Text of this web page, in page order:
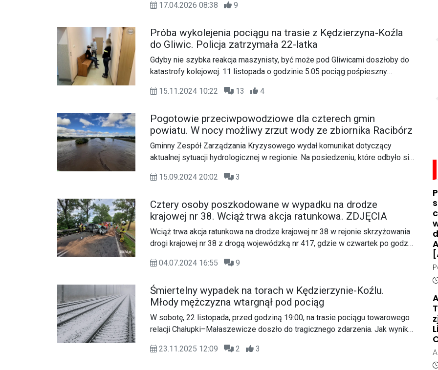
17.04.2026 08:38
9
Próba wykolejenia pociągu na trasie z Kędzierzyna-Koźla
do Gliwic. Policja zatrzymała 22-latka
Gdyby nie szybka reakcja maszynisty, być może pod Gliwicami doszłoby do
katastrofy kolejowej. 11 listopada o godzinie 5.05 pociąg pośpieszny
stacji Kędzierzyn-Koźle, zbliżając się do miejscowości Rzeczyce (śląskie),
15.11.2024 10:22 13 4
Pogotowie przeciwpowodziowe dla czterech gmin
powiatu. W nocy możliwy zrzut wody ze zbiornika Racibórz
Gminny Zespół Zarządzania Kryzysowego wydał komunikat dotyczący
aktualnej sytuacji hydrologicznej w regionie. Na posiedzeniu, które odbyło się
odpowiedzialnych za bezpieczeństwo mieszkańców. W naradzie
komendanci policji i straży pożarnej. Posiedzenie obserwowali także poseł
na Sejm RP oraz przewodniczący Rady Miasta.
15.09.2024 20:02 3
Cztery osoby poszkodowane w wypadku na drodze
krajowej nr 38. Wciąż trwa akcja ratunkowa. ZDJĘCIA
Wciąż trwa akcja ratunkowa na drodze krajowej nr 38 w rejonie skrzyżowania
drogi krajowej nr 38 z drogą wojewódzką nr 417, gdzie w czwartek po godz.
04.07.2024 16:55
9
Śmiertelny wypadek na torach w Kędzierzynie-Koźlu.
Młody mężczyzna wtargnął pod pociąg
W sobotę, 22 listopada, przed godziną 19:00, na trasie pociągu towarowego
relacji Chałupki–Małaszewicze doszło do tragicznego zdarzenia. Jak wynika
chwili przejazdu składu towarowego. Siła uderzenia była tak duża, że poniósł
23.11.2025 12:09 2 3